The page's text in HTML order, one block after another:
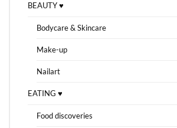
BEAUTY ♥
Bodycare & Skincare
Make-up
Nailart
EATING ♥
Food discoveries